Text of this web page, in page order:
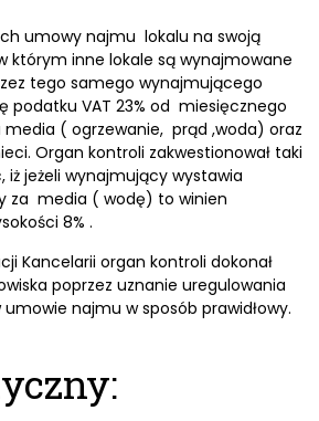
umowy najmu lokalu na swoją
którym inne lokale są wynajmowane
tego samego wynajmującego
podatku VAT 23% od miesięcznego
media ( ogrzewanie, prąd ,woda) oraz
Organ kontroli zakwestionował taki
iż jeżeli wynajmujący wystawia
za media ( wodę) to winien
8% .
Kancelarii organ kontroli dokonał
poprzez uznanie uregulowania
najmu w sposób prawidłowy.